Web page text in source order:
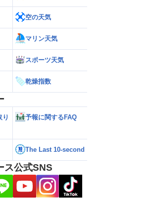
ゲリラ雷雨警戒】あす9日(日)も東北や
日本で激しい雷雨のおそれ 午前中から
急発達の危険も
空の天気
マリン天気
スポーツ天気
乾燥指数
り
予報に関するFAQ
The Last 10-second
ス公式SNS